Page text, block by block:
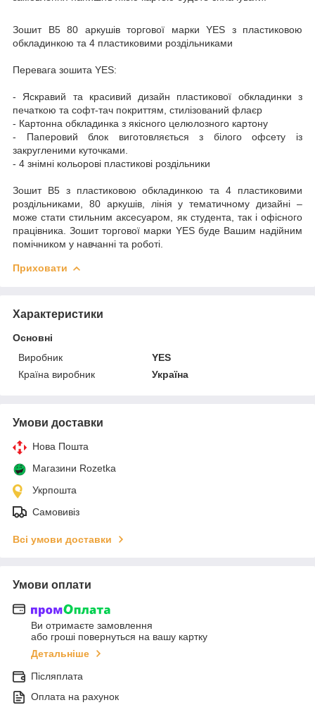
Зошит B5 80 аркушів торгової марки YES з пластиковою
обкладинкою та 4 пластиковими роздільниками
Перевага зошита YES:
- Яскравий та красивий дизайн пластикової обкладинки з
печаткою та софт-тач покриттям, стилізований флаєр
- Картонна обкладинка з якісного целюлозного картону
- Паперовий блок виготовляється з білого офсету із
закругленими куточками.
- 4 знімні кольорові пластикові роздільники
Зошит B5 з пластиковою обкладинкою та 4 пластиковими
роздільниками, 80 аркушів, лінія у тематичному дизайні –
може стати стильним аксесуаром, як студента, так і офісного
працівника. Зошит торгової марки YES буде Вашим надійним
помічником у навчанні та роботі.
Приховати
Характеристики
Основні
Виробник
YES
Країна виробник
Україна
Умови доставки
Нова Пошта
Магазини Rozetka
Укрпошта
Самовивіз
Всі умови доставки
Умови оплати
Ви отримаєте замовлення
або гроші повернуться на вашу картку
Детальніше
Післяплата
Оплата на рахунок